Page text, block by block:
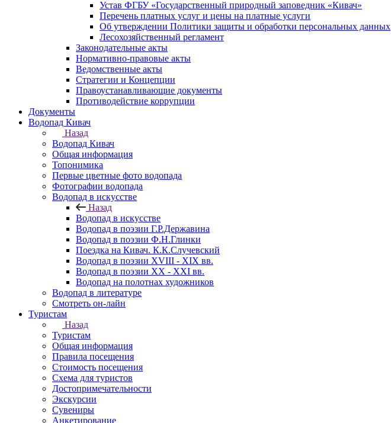
Устав ФГБУ «Государственный природный заповедник «Кивач»
Перечень платных услуг и цены на платные услуги
Об утверждении Политики защиты и обработки персональных данных
Лесохозяйственный регламент
Законодательные акты
Нормативно-правовые акты
Ведомственные акты
Стратегии и Концепции
Правоустанавливающие документы
Противодействие коррупции
Документы
Водопад Кивач
Назад
Водопад Кивач
Общая информация
Топонимика
Первые цветные фото водопада
Фотографии водопада
Водопад в искусстве
Назад
Водопад в искусстве
Водопад в поэзии Г.Р.Державина
Водопад в поэзии Ф.Н.Глинки
Поездка на Кивач. К.К.Случевский
Водопад в поэзии XVIII - XIX вв.
Водопад в поэзии XX - XXI вв.
Водопад на полотнах художников
Водопад в литературе
Смотреть он-лайн
Туристам
Назад
Туристам
Общая информация
Правила посещения
Стоимость посещения
Схема для туристов
Достопримечательности
Экскурсии
Сувениры
Анкетирование